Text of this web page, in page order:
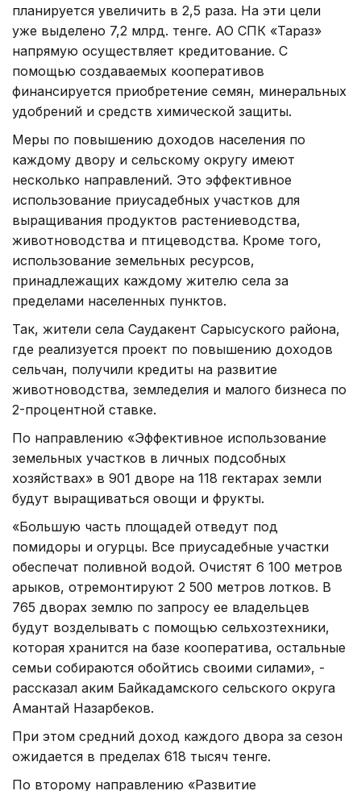
планируется увеличить в 2,5 раза. На эти цели
уже выделено 7,2 млрд. тенге. АО СПК «Тараз»
напрямую осуществляет кредитование. С
помощью создаваемых кооперативов
финансируется приобретение семян, минеральных
удобрений и средств химической защиты.
Меры по повышению доходов населения по
каждому двору и сельскому округу имеют
несколько направлений. Это эффективное
использование приусадебных участков для
выращивания продуктов растениеводства,
животноводства и птицеводства. Кроме того,
использование земельных ресурсов,
принадлежащих каждому жителю села за
пределами населенных пунктов.
Так, жители села Саудакент Сарысуского района,
где реализуется проект по повышению доходов
сельчан, получили кредиты на развитие
животноводства, земледелия и малого бизнеса по
2-процентной ставке.
По направлению «Эффективное использование
земельных участков в личных подсобных
хозяйствах» в 901 дворе на 118 гектарах земли
будут выращиваться овощи и фрукты.
«Большую часть площадей отведут под
помидоры и огурцы. Все приусадебные участки
обеспечат поливной водой. Очистят 6 100 метров
арыков, отремонтируют 2 500 метров лотков. В
765 дворах землю по запросу ее владельцев
будут возделывать с помощью сельхозтехники,
которая хранится на базе кооператива, остальные
семьи собираются обойтись своими силами», -
рассказал аким Байкадамского сельского округа
Амантай Назарбеков.
При этом средний доход каждого двора за сезон
ожидается в пределах 618 тысяч тенге.
По второму направлению «Развитие